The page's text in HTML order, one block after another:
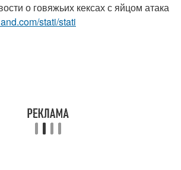
о говяжьих кексах с яйцом атака
stati/stati